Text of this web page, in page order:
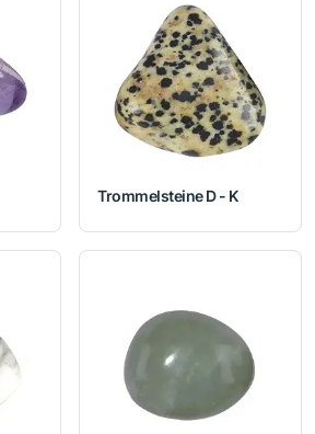
Trommelsteine D - K